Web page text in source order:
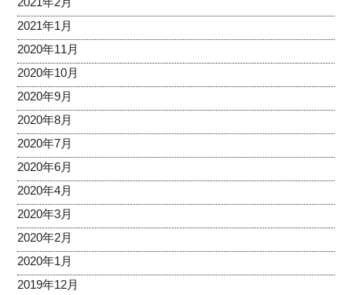
2021年1月
2020年11月
2020年10月
2020年9月
2020年8月
2020年7月
2020年6月
2020年4月
2020年3月
2020年2月
2020年1月
2019年12月